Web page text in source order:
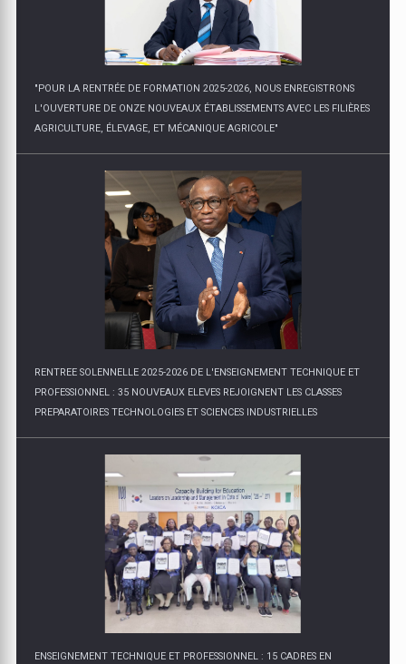
"POUR LA RENTRÉE DE FORMATION 2025-2026, NOUS ENREGISTRONS
L'OUVERTURE DE ONZE NOUVEAUX ÉTABLISSEMENTS AVEC LES FILIÈRES
AGRICULTURE, ÉLEVAGE, ET MÉCANIQUE AGRICOLE"
RENTREE SOLENNELLE 2025-2026 DE L'ENSEIGNEMENT TECHNIQUE ET
PROFESSIONNEL : 35 NOUVEAUX ELEVES REJOIGNENT LES CLASSES
PREPARATOIRES TECHNOLOGIES ET SCIENCES INDUSTRIELLES
ENSEIGNEMENT TECHNIQUE ET PROFESSIONNEL : 15 CADRES EN